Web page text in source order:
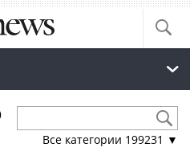
Все категории 199231 ▼